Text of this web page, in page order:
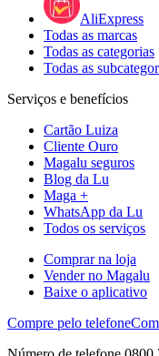
AliExpress
Todas as marcas
Todas as categorias
Todas as
Serviços e benefícios
Cartão Luiza
Cliente Ouro
Magalu seguros
Blog da Lu
Maga +
WhatsApp da Lu
Todos os serviços
Comprar na loja
Vender no Magalu
Baixe o aplicativo
Compre pelo telefone